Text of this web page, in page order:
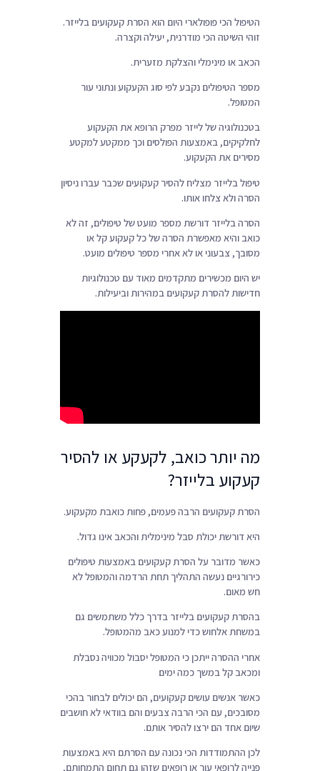
הטיפול הכי פופולארי היום הוא הסרת קעקועים בלייזר.
זוהי השיטה הכי מודרנית, יעילה וקצרה.
הכאב או מינימלי והצלקת מזערית.
מספר הטיפולים נקבע לפי סוג הקעקוע ונתוני עור
המטופל.
בטכנולוגיה של לייזר מפרק הרופא את הקעקוע
לחלקיקים, באמצעות הפולסים וכך ממקטע למקטע
מסירים את הקעקוע.
טיפול בלייזר מצליח להסיר קעקועים שכבר עברו ניסיון
הסרה ולא צלחו אותו.
הסרה בלייזר דורשת מספר מועט של טיפולים, זה לא
כואב והיא מאפשרת הסרה של כל קעקוע קל או
מסובך, צבעוני או לא אחרי מספר טיפולים מועט.
יש היום מכשירים מתקדמים מאוד עם טכנולוגיות
חדישות להסרת קעקועים במהירות וביעילות.
מה יותר כואב, לקעקע או להסיר
קעקוע בלייזר?
הסרת קעקועים הרבה פעמים, פחות כואבת מקעקוע.
היא דורשת יכולת סבל מינימלית והכאב אינו גדול.
כאשר מדובר על הסרת קעקועים באמצעות טיפולים
כירורגיים נעשה התהליך תחת הרדמה והמטופל לא
חש מאום.
בהסרת קעקועים בלייזר בדרך כלל משתמשים גם
במשחת אלחוש כדי למנוע כאב מהמטופל.
אחרי ההסרה ייתכן כי המטופל יסבול מכוויה נסבלת
ומכאב קל במשך כמה ימים
כאשר אנשים עושים קעקועים, הם יכולים לבחור בהכי
מסובכים, עם הכי הרבה צבעים והם בוודאי לא חושבים
שיום אחד הם ירצו להסיר אותם.
לכן ההתמודדות הכי נכונה עם הסרתם היא באמצעות
פנייה לרופאי עור או רופאים שזהו גם תחום התמחותם,